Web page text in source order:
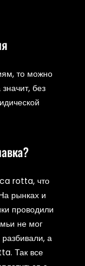
то можно
без
rotta, что
рынках и
проводили
не мог
а
Так все